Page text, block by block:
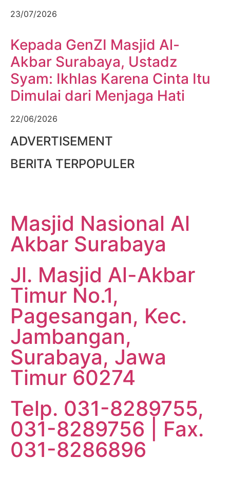
23/07/2026
Kepada GenZI Masjid Al-
Akbar Surabaya, Ustadz
Syam: Ikhlas Karena Cinta Itu
Dimulai dari Menjaga Hati
22/06/2026
ADVERTISEMENT
BERITA TERPOPULER
Masjid Nasional Al
Akbar Surabaya
Jl. Masjid Al-Akbar
Timur No.1,
Pagesangan, Kec.
Jambangan,
Surabaya, Jawa
Timur 60274
Telp. 031-8289755,
031-8289756 | Fax.
031-8286896